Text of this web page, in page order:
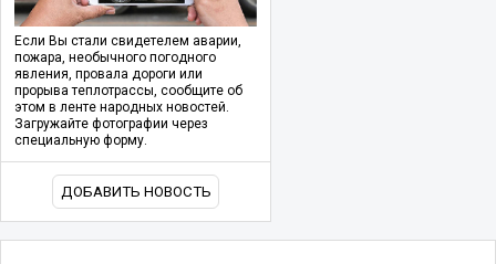
Если Вы стали свидетелем аварии,
пожара, необычного погодного
явления, провала дороги или
прорыва теплотрассы, сообщите об
этом в ленте народных новостей.
Загружайте фотографии через
специальную форму.
ДОБАВИТЬ НОВОСТЬ